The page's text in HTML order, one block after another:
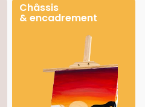
Châssis
& encadrement